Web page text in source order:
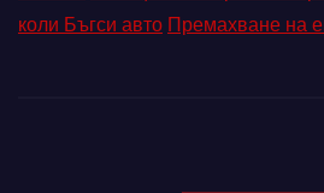
коли Бъгси авто Премахване на